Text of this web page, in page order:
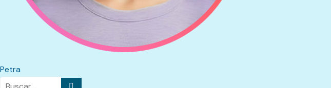
Petra